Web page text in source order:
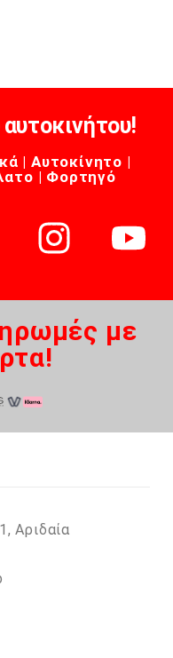
| Αυτοκίνητο |
| Φορτηγό
με
Αριδαία